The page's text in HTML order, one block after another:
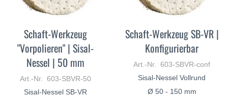
Schaft-Werkzeug
"Vorpolieren" | Sisal-
Nessel | 50 mm
Art.-Nr. 603-SBVR-50
Sisal-Nessel SB-VR
Schaft-Werkzeug SB-VR |
Konfigurierbar
Art.-Nr. 603-SBVR-conf
Sisal-Nessel Vollrund
Ø 50 - 150 mm